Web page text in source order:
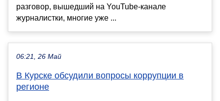
разговор, вышедший на YouTube-канале
журналистки, многие уже ...
06:21, 26 Май
В Курске обсудили вопросы коррупции в
регионе